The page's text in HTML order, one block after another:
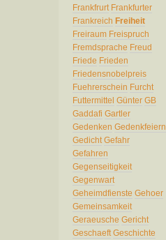
Frankfrurt Frankfurter
Frankreich Freiheit
Freiraum Freispruch
Fremdsprache Freud
Friede Frieden
Friedensnobelpreis
Fuehrerschein Furcht
Futtermittel Günter GB
Gaddafi Gartler
Gedenken Gedenkfeiern
Gedicht Gefahr
Gefahren
Gegenseitigkeit
Gegenwart
Geheimdfienste Gehoer
Gemeinsamkeit
Geraeusche Gericht
Geschaeft Geschichte